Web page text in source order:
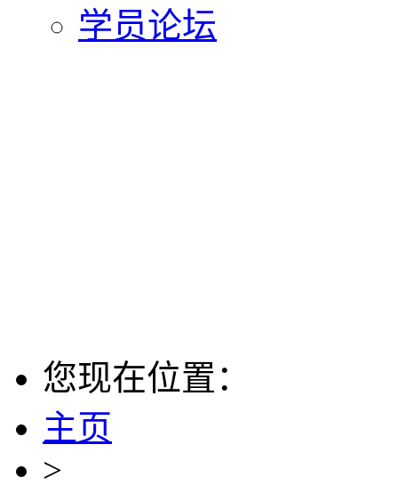
学员论坛
您现在位置：
主页
>